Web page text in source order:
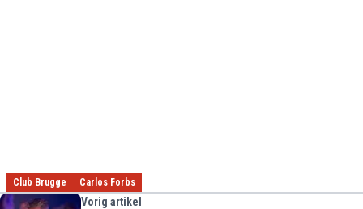
Club Brugge Carlos Forbs
Vorig artikel